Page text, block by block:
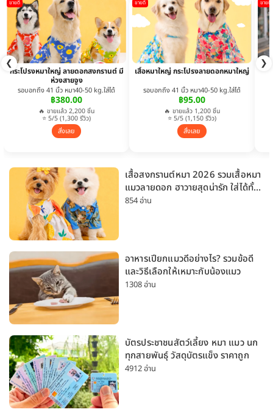
❮ ❯
ขายดี
กระโปรงหมาใหญ่ ลายดอกสงกรานต์ มี
ห่วงสายจูง
รอบอกถึง 41 นิ้ว หมา40-50 kg.ใส่ได้
฿380.00
🔥 ขายแล้ว 2,200 ชิ้น
⭐ 5/5 (1,300 รีวิว)
สั่งเลย
ขายดี
เสื้อหมาใหญ่ กระโปรงลายดอกหมาใหญ่
รอบอกถึง 41 นิ้ว หมา40-50 kg.ใส่ได้
฿95.00
🔥 ขายแล้ว 1,200 ชิ้น
⭐ 5/5 (1,150 รีวิว)
สั่งเลย
ขายดี
เสื้อสงกรานต์หมา 2026 รวมเสื้อหมา
แมวลายดอก ฮาวายสุดน่ารัก ใส่ได้ทั้ง
หมาเล็กและหมาใหญ่
854 อ่าน
อาหารเปียกแมวดีอย่างไร? รวมข้อดี
และวิธีเลือกให้เหมาะกับน้องแมว
1308 อ่าน
บัตรประชาชนสัตว์เลี้ยง หมา แมว นก
ทุกสายพันธุ์ วัสดุบัตรแข็ง ราคาถูก
4912 อ่าน